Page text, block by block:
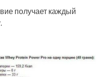
получает каждый